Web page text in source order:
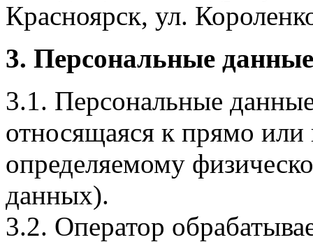
Красноярск, ул.
3. Персональные
3.1. Персональные
относящаяся к прямо
определяемому
данных).
3.2. Оператор